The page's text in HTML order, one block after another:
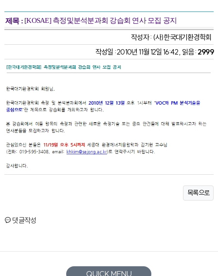
제목 :[KOSAE] 측정및분석분과회 강습회 연사 모집 공지
작성자 : (사)한국대기환경학회
작성일 : 2010년 11월 12일 16:42 , 읽음 :2999
목록으로
댓글작성
QUICK MENU